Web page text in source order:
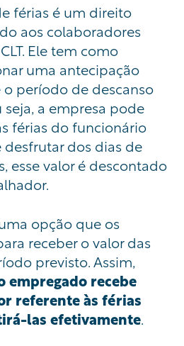
férias é um direito
aos colaboradores
Ele tem como
uma antecipação
período de descanso
a empresa pode
férias do funcionário
dos dias de
esse valor é descontado
opção que os
receber o valor das
previsto. Assim,
empregado recebe
referente às férias
las efetivamente.